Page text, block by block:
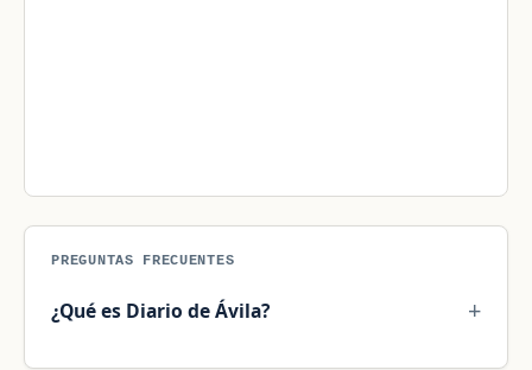
PREGUNTAS FRECUENTES
¿Qué es Diario de Ávila?